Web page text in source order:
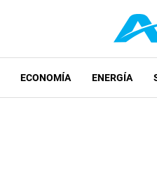
ECONOMÍA ENERGÍA